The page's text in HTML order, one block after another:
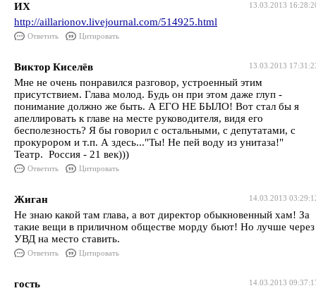
13.03.2013
ИХ
http://aillarionov.livejournal.com/514925.html
Ответить Цитировать
13.03.2013
Виктор Киселёв
Мне не очень понравился разговор, устроенный этим
присутствием. Глава молод. Будь он при этом даже глуп -
понимание должно же быть. А ЕГО НЕ БЫЛО! Вот стал бы я
апеллировать к главе на месте руководителя, видя его
бесполезность? Я бы говорил с остальными, с депутатами, с
прокурором и т.п. А здесь..."Ты! Не пей воду из унитаза!"
Театр. Россия - 21 век)))
Ответить Цитировать
14.03.2013
Жиган
Не знаю какой там глава, а вот директор обыкновенный хам! За
такие вещи в приличном обществе морду бьют! Но лучше через
УВД на место ставить.
Ответить Цитировать
14.03.2013
гость